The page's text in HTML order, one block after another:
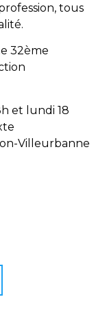
tous
32ème
et lundi 18
Villeurbanne